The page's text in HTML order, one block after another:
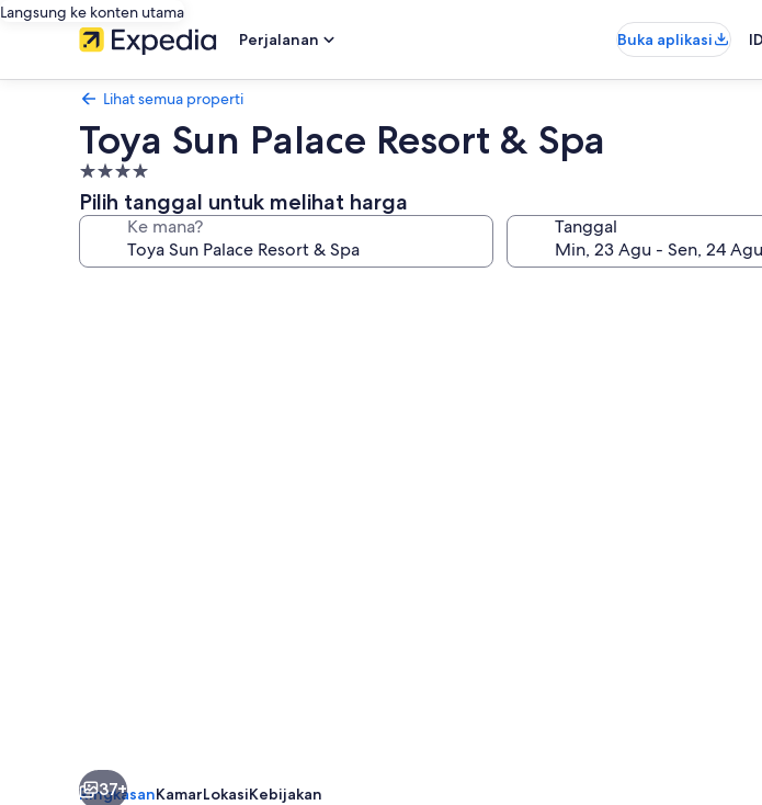
Langsung ke konten utama
Perjalanan
Buka aplikasi
Lihat semua properti
Toya Sun Palace Resort & Spa
Properti
bintang
4.0
Pilih tanggal untuk melihat harga
Ke mana? Tanggal
37+
RingkasanKamarLokasiKebijakan